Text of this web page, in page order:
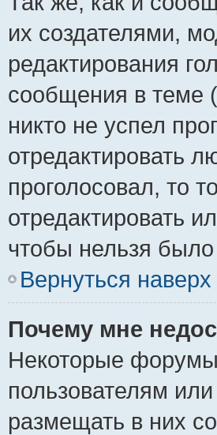
их создателями,
редактирования
сообщения в теме
никто не успел
отредактировать
проголосовал, то
отредактировать
чтобы нельзя
Вернуться наверх
Почему мне
Некоторые
пользователям
размещать в них